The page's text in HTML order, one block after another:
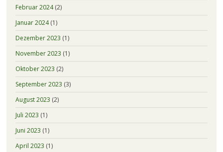
Februar 2024(2)
Januar 2024(1)
Dezember 2023 (1)
November 2023 (1)
Oktober 2023 (2)
September 2023 (3)
August 2023 (2)
Juli 2023 (1)
Juni 2023 (1)
April 2023 (1)